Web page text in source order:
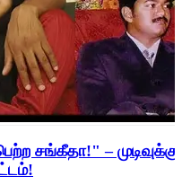
சங்கீதா!" –